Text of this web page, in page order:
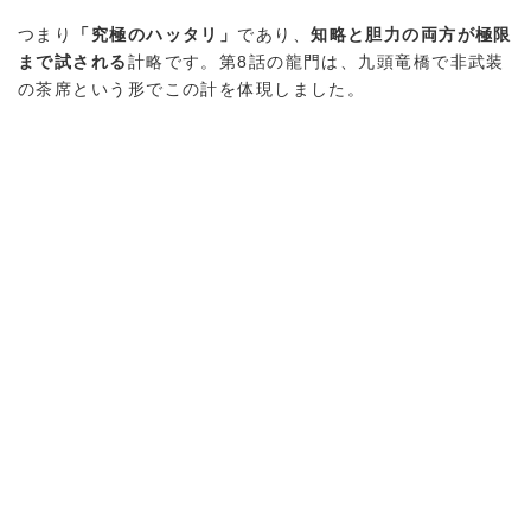
つまり 「究極のハッタリ」 であり、知略と胆力の両方が極限
まで試される計略です。第8話の龍門は、九頭竜橋で非武装
の茶席という形でこの計を体現しました。